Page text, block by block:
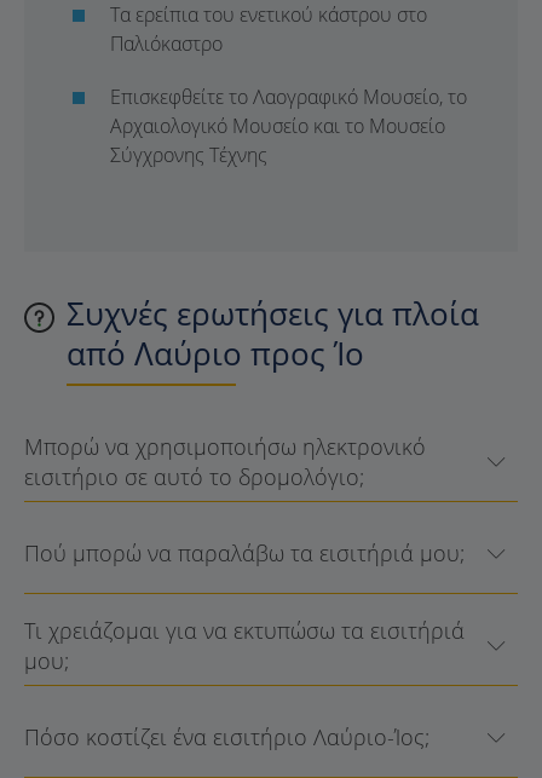
Τα ερείπια του ενετικού κάστρου στο
Παλιόκαστρο
Επισκεφθείτε το Λαογραφικό Μουσείο, το
Αρχαιολογικό Μουσείο και το Μουσείο
Σύγχρονης Τέχνης
Συχνές ερωτήσεις για πλοία
από Λαύριο προς Ίο
Μπορώ να χρησιμοποιήσω ηλεκτρονικό
εισιτήριο σε αυτό το δρομολόγιο;
Πού μπορώ να παραλάβω τα εισιτήριά μου;
Τι χρειάζομαι για να εκτυπώσω τα εισιτήριά
μου;
Πόσο κοστίζει ένα εισιτήριο Λαύριο-Ίος;